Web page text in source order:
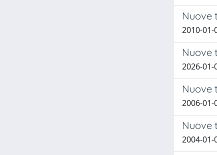
Nuove
2010-01-
Nuove
2026-
Nuove
2006-01-
Nuove
2004-01-